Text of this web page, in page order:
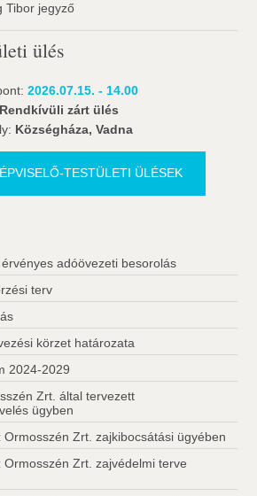
Tibor jegyző
ülés
2026.07.15. - 14.00
Rendkívüli zárt ülés
Községháza, Vadna
TESTÜLETI ÜLÉSEK
adóövezeti besorolás
terv
körzet határozata
2024-2029
Zrt. által tervezett
ügyben
Ormosszén Zrt. zajkibocsátási ügyében
Ormosszén Zrt. zajvédelmi terve